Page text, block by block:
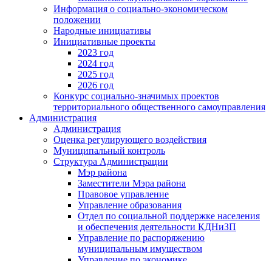
Информация о социально-экономическом
положении
Народные инициативы
Инициативные проекты
2023 год
2024 год
2025 год
2026 год
Конкурс социально-значимых проектов
территориального общественного самоуправления
Администрация
Администрация
Оценка регулирующего воздействия
Муниципальный контроль
Структура Администрации
Мэр района
Заместители Мэра района
Правовое управление
Управление образования
Отдел по социальной поддержке населения
и обеспечения деятельности КДНиЗП
Управление по распоряжению
муниципальным имуществом